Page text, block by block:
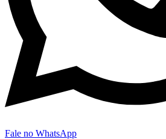
Fale no WhatsApp